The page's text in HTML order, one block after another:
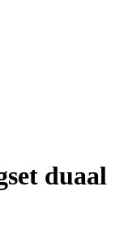
duaal